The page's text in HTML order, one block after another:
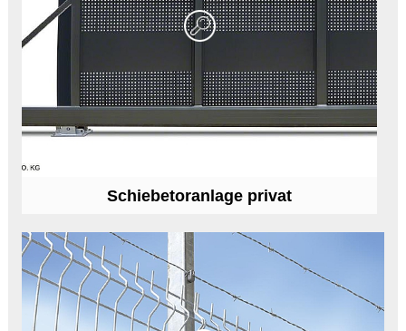
Schiebetoranlage privat